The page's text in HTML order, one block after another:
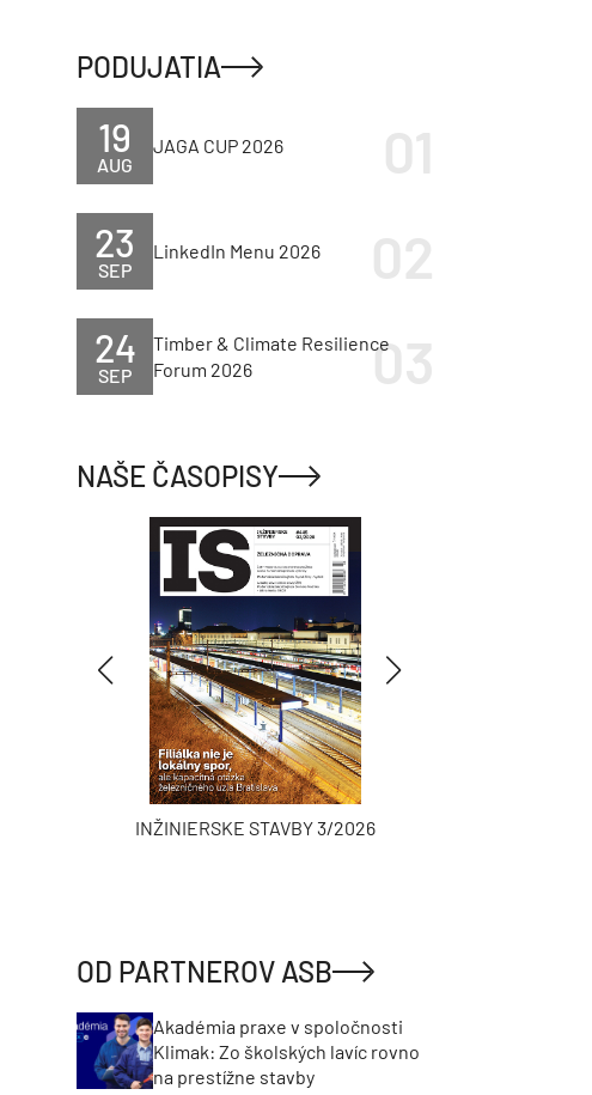
PODUJATIA
AUG
19 JAGA CUP 2026
SEP
23 LinkedIn Menu 2026
SEP
24
Timber & Climate Resilience
Forum 2026
NAŠE ČASOPISY
INŽINIERSKE STAVBY 3/2026
OD PARTNEROV ASB
Akadémia praxe v spoločnosti
Klimak: Zo školských lavíc rovno
na prestížne stavby